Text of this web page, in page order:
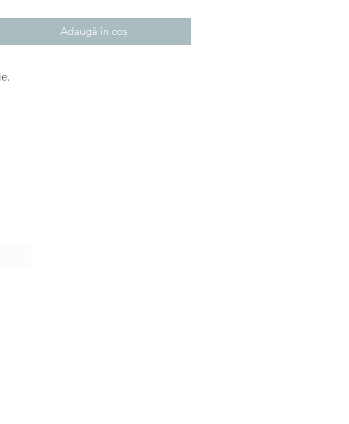
Adaugă în coș